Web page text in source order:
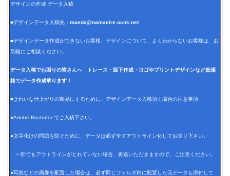
デザインの作成 データ入稿
■デザインデータ入稿先： maeda@namaeire.ocnk.net
■デザインデータ作成ができないお客様、デザインについて、よくわからないお客様は、お
気軽にご相談ください。
データ入稿でお困りの皆さんへ トレース・版下作成・ロゴやプリントデザインなど低価
格でデータ作成承ります！
■きれいな仕上がりの製品にするために、デザインデータ入稿頂く場合の注意事項
●Adobe Illustrator でご入稿下さい。
●文字化けの問題を防ぐために、データは必ず全てアウトライン化してお送り下さい。
一部でもアウトラインがとれていない場合、再送いただきますので、ご注意ください。
●写真などの画像を配置した場合は、必ず同じフォルダ内に配置した元データも添付して